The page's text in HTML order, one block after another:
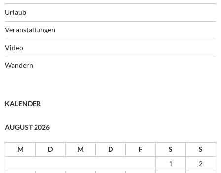
Urlaub
Veranstaltungen
Video
Wandern
KALENDER
AUGUST 2026
M D M D F S
S
1
2